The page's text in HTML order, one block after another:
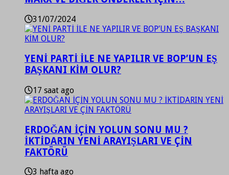
31/07/2024
YENİ PARTİ İLE NE YAPILIR VE BOP’UN EŞ
BAŞKANI KİM OLUR?
17 saat ago
ERDOĞAN İÇİN YOLUN SONU MU ?
İKTİDARIN YENİ ARAYIŞLARI VE ÇİN
FAKTÖRÜ
3 hafta ago